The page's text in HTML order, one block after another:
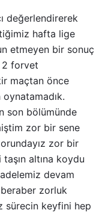
değerlendirerek
hafta lige
etmeyen bir sonuç
2 forvet
maçtan önce
oynatamadık.
son bölümünde
zor bir sene
zor bir
altına koydu
devam
zorluk
sürecin keyfini hep